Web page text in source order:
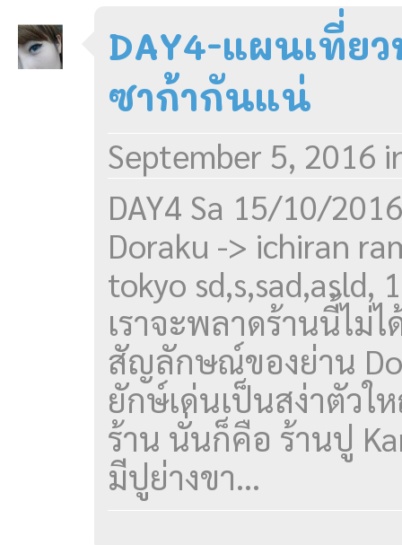
DAY4-แผนเที่ย
ซาก้ากันแน่
September 5, 2016
DAY4 Sa 15/10/
Doraku -> ichiran
tokyo sd,s,sad,asld,
เราจะพลาดร้านนี้ไม่
สัญลักษณ์ของย่าน
ยักษ์เด่นเป็นสง่าตัว
ร้าน นั่นก็คือ ร้านปู
มีปูย่างขา...